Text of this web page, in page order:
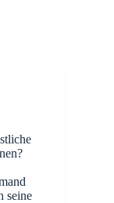
seine